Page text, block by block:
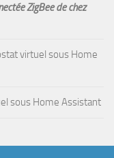
ZigBee de chez
virtuel sous Home
sous Home Assistant